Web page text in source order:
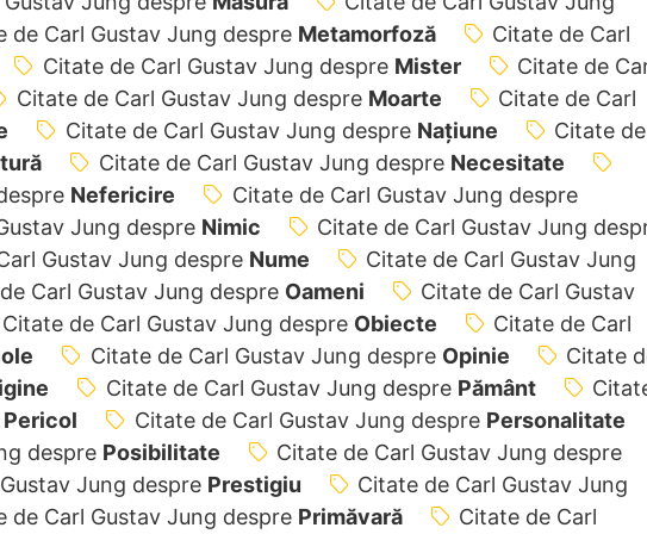
de Carl Gustav Jung despre Metamorfoză
Citate de Carl
Citate de Carl Gustav Jung despre Mister
Citate de
Citate de Carl Gustav Jung despre Moarte
Citate de Carl
Citate de Carl Gustav Jung despre Națiune
Citate de
Citate de Carl Gustav Jung despre Necesitate
Nefericire
Citate de Carl Gustav Jung despre
Jung despre Nimic
Citate de Carl Gustav Jung
Gustav Jung despre Nume
Citate de Carl Gustav Jung
Carl Gustav Jung despre Oameni
Citate de Carl Gustav
Citate de Carl Gustav Jung despre Obiecte
Citate de Carl
Citate de Carl Gustav Jung despre Opinie
Citate
Citate de Carl Gustav Jung despre Pământ
Pericol Citate de Carl Gustav Jung despre Personalitate
despre Posibilitate
Citate de Carl Gustav Jung despre
Jung despre Prestigiu
Citate de Carl Gustav Jung
de Carl Gustav Jung despre Primăvară Citate de Carl